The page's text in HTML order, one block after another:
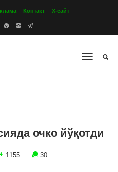
Контакт Х-сайт
очко йўқотди
1155 30